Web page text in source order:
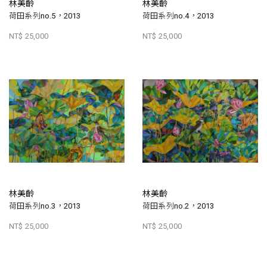
林美齡
荷田系列no.5，2013
NT$ 25,000
林美齡
荷田系列no.4，2013
NT$ 25,000
林美齡
荷田系列no.3，2013
NT$ 25,000
林美齡
荷田系列no.2，2013
NT$ 25,000